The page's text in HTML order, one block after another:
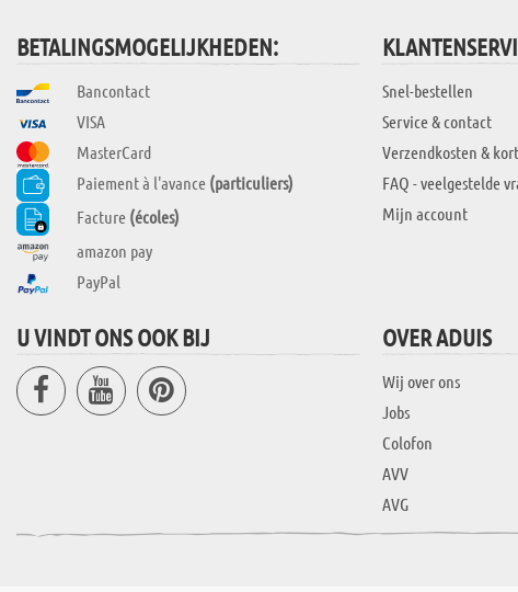
BETALINGSMOGELIJKHEDEN:
Bancontact
VISA
MasterCard
Paiement à l'avance (particuliers)
Facture (écoles)
amazon pay
PayPal
Snel-bestellen
Service & contact
Verzendkosten &
FAQ - veelgestelde
Mijn account
U VINDT ONS OOK BIJ OVER ADUIS
Wij over ons
Jobs
Colofon
AVV
AVG